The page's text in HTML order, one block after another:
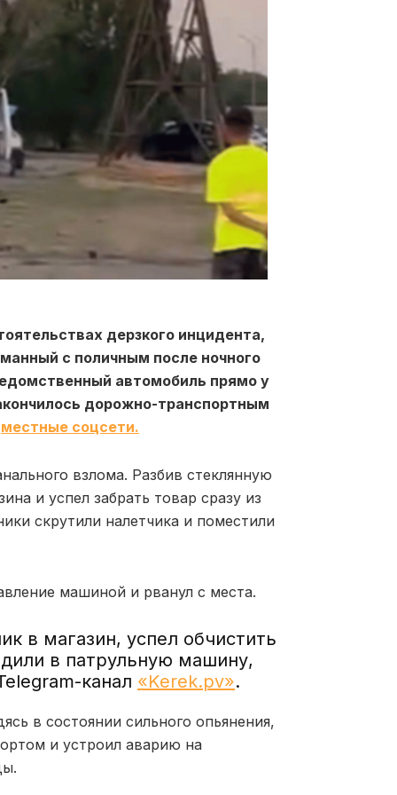
дерзкого инцидента,
с поличным после ночного
автомобиль прямо у
дорожно-транспортным
местные соцсети.
взлома. Разбив стеклянную
и успел забрать товар сразу из
скрутили налетчика и поместили
машиной и рванул с места.
в магазин, успел обчистить
в патрульную машину,
канал «Kerek.pv».
в состоянии сильного опьянения,
и устроил аварию на